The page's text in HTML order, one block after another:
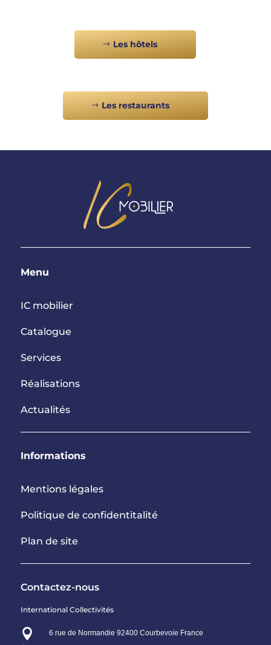
Les hôtels
Les restaurants
Menu
IC mobilier
Catalogue
Services
Réalisations
Actualités
Informations
Mentions légales
Politique de confidentitalité
Plan de site
Contactez-nous
International Collectivités
 6 rue de Normandie 92400 Courbevoie France